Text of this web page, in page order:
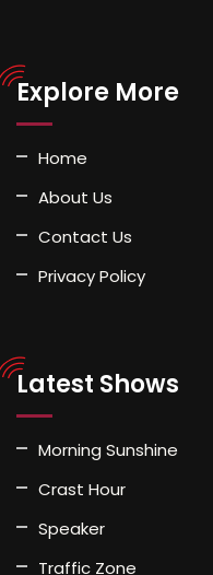
Explore More
Home
About Us
Contact Us
Privacy Policy
Latest Shows
Morning Sunshine
Crast Hour
Speaker
Traffic Zone